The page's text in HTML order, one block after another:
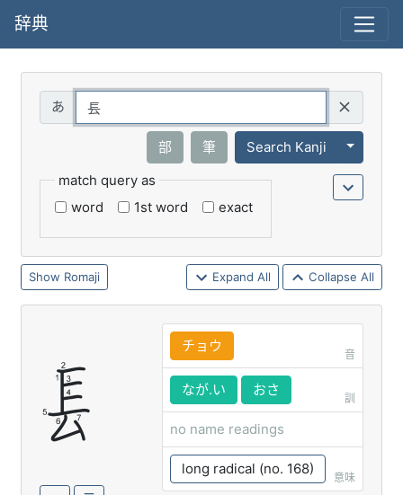
辞典
部 筆 Search Kanji
Toggle
match query as
word
1st word exact
Romaji Expand All Collapse All
镸 チョウ
音
なが.い おさ
訓
no name readings
long radical (no. 168)
意味